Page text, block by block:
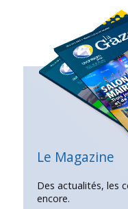
Le Magazine
Des actualités, les
encore.